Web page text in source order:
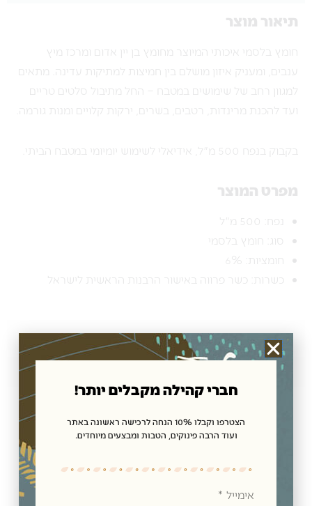
חוות דעת
תיאור מוצר
חומץ בלסמי איכותי המיוצר מחומץ בן יין אדום ומרכז מיץ
ענבים, ומעניק איזון מושלם בין חמיצות למתיקות עדינה. מתאים
למגוון רחב של שימושים במטבח – החל מתיבול סלטים טריים
ועד להכנת מרינדות, רטבים, בשרים, ירקות קלויים ומנות גורמה.
בקבוק בנפח 500 מ"ל, אידיאלי לשימוש יומיומי במטבח הביתי.
מפרט המוצר
נפח: 500 מ"ל
סוג: חומץ בלסמי
חומציות: 6%
כשרות: כשר פרווה באישור הרבנות הראשית לישראל
חברי קהילה מקבלים יותר!
הצטרפו וקבלו 10% הנחה לרכישה ראשונה באתר
ועוד הרבה פינוקים, הטבות ומבצעים מיוחדים.